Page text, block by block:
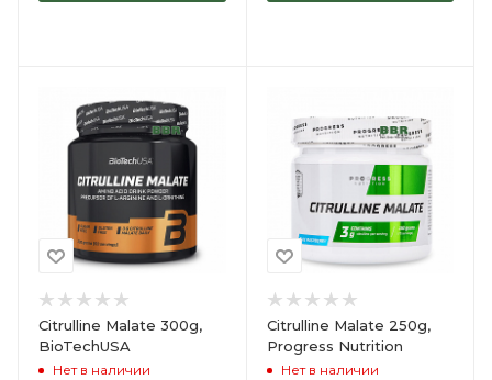
Citrulline Malate 300g,
BioTechUSA
Нет в наличии
Citrulline Malate 250g,
Progress Nutrition
Нет в наличии